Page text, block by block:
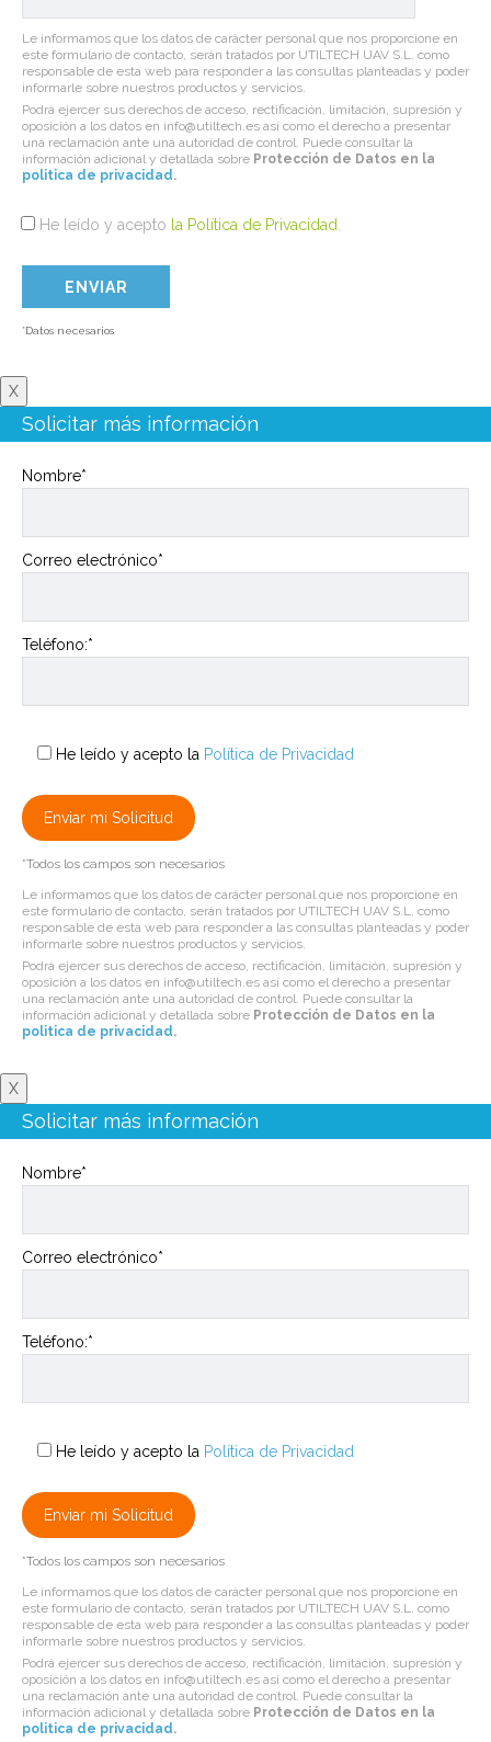
Le informamos que los datos de carácter personal que nos proporcione en
este formulario de contacto, serán tratados por UTILTECH UAV S.L. como
responsable de esta web para responder a las consultas planteadas y poder
informarle sobre nuestros productos y servicios.
Podrá ejercer sus derechos de acceso, rectificación, limitación, supresión y
oposición a los datos en info@utiltech.es así como el derecho a presentar
una reclamación ante una autoridad de control. Puede consultar la
información adicional y detallada sobre Protección de Datos en la
politica de privacidad.
He leído y acepto la Política de Privacidad.
*Datos necesarios
X
Solicitar más información
Nombre*
Correo electrónico*
Teléfono:*
He leído y acepto la Política de Privacidad
*Todos los campos son necesarios
Le informamos que los datos de carácter personal que nos proporcione en
este formulario de contacto, serán tratados por UTILTECH UAV S.L. como
responsable de esta web para responder a las consultas planteadas y poder
informarle sobre nuestros productos y servicios.
Podrá ejercer sus derechos de acceso, rectificación, limitación, supresión y
oposición a los datos en info@utiltech.es así como el derecho a presentar
una reclamación ante una autoridad de control. Puede consultar la
información adicional y detallada sobre Protección de Datos en la
politica de privacidad.
X
Solicitar más información
Nombre*
Correo electrónico*
Teléfono:*
He leído y acepto la Política de Privacidad
*Todos los campos son necesarios
Le informamos que los datos de carácter personal que nos proporcione en
este formulario de contacto, serán tratados por UTILTECH UAV S.L. como
responsable de esta web para responder a las consultas planteadas y poder
informarle sobre nuestros productos y servicios.
Podrá ejercer sus derechos de acceso, rectificación, limitación, supresión y
oposición a los datos en info@utiltech.es así como el derecho a presentar
una reclamación ante una autoridad de control. Puede consultar la
información adicional y detallada sobre Protección de Datos en la
politica de privacidad.